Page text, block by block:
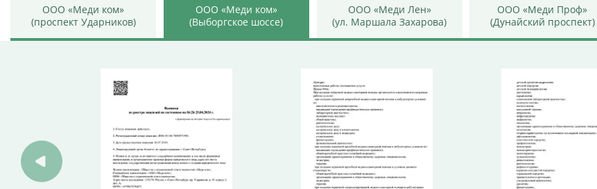
ООО «Меди ком»
(проспект Ударников)
ООО «Меди ком»
(Выборгское шоссе)
ООО «Меди Лен»
(ул. Маршала Захарова)
ООО «Меди Проф»
(Дунайский проспект)